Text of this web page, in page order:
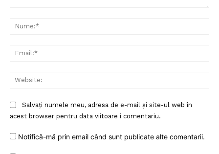
FREEDOM HOUSE ROMÂNIA
PRESShub
Despre noi / Echipa
Proiecte editoriale
Rețea
Salvați numele meu, adresa de e-mail și site-ul web în
acest browser pentru data viitoare i comentariu.
Notifică-mă prin email când sunt publicate alte comentarii.